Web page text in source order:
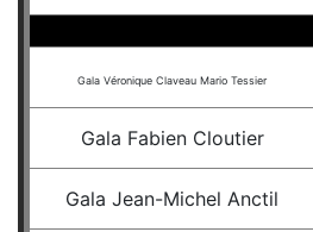
Gala Véronique Claveau Mario Tessier
Gala Fabien Cloutier
Gala Jean-Michel Anctil